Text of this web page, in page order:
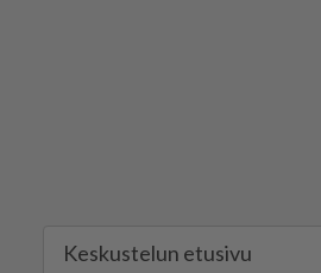
Keskustelun etusivu